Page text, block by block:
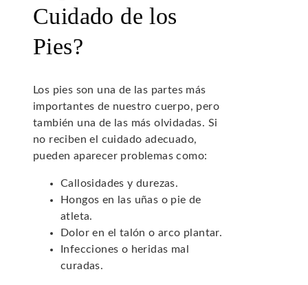
Cuidado de los
Pies?
Los pies son una de las partes más
importantes de nuestro cuerpo, pero
también una de las más olvidadas. Si
no reciben el cuidado adecuado,
pueden aparecer problemas como:
Callosidades y durezas.
Hongos en las uñas o pie de
atleta.
Dolor en el talón o arco plantar.
Infecciones o heridas mal
curadas.